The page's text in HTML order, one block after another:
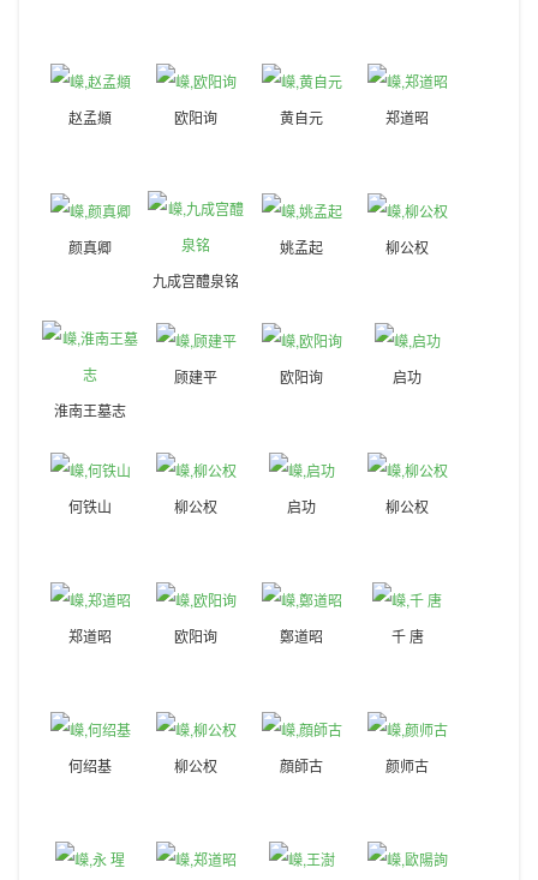
赵孟頫 欧阳询 黄自元 郑道昭
颜真卿
九成宫醴泉铭
姚孟起 柳公权
淮南王墓志
顾建平 欧阳询 启功
何铁山 柳公权 启功 柳公权
郑道昭 欧阳询 鄭道昭 千 唐
何绍基 柳公权 顔師古 颜师古